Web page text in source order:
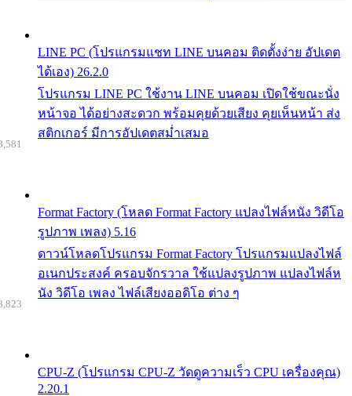
LINE PC (โปรแกรมแชท LINE บนคอม ติดตั้งง่าย อัปเดต
ได้เอง) 26.2.0
โปรแกรม LINE PC ใช้งาน LINE บนคอม เปิดใช้ขณะนั่ง
หน้าจอ ได้อย่างสะดวก พร้อมคุยด้วยเสียง คุยเห็นหน้า ส่ง
สติกเกอร์ มีการอัปเดตสม่ำเสมอ
Format Factory (โหลด Format Factory แปลงไฟล์หนัง วิดีโอ
รูปภาพ เพลง) 5.16
ดาวน์โหลดโปรแกรม Format Factory โปรแกรมแปลงไฟล์
อเนกประสงค์ ครอบจักรวาล ใช้แปลงรูปภาพ แปลงไฟล์ห
นัง วิดีโอ เพลง ไฟล์เสียงออดิโอ ต่าง ๆ
CPU-Z (โปรแกรม CPU-Z วัดดูความเร็ว CPU เครื่องคุณ)
2.20.1